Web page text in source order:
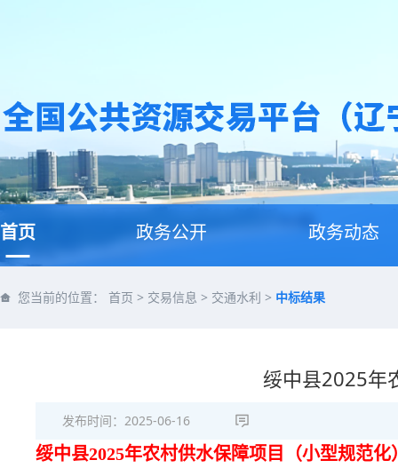
首页 政务公开 政务动态
您当前的位置： 首页 > 交易信息 > 交通水利 > 中标结果
绥中县2025年
发布时间： 2025-06-16
绥中县2025年农村供水保障项目（小型规范化